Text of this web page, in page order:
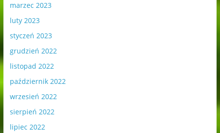
marzec 2023
luty 2023
styczeń 2023
grudzień 2022
listopad 2022
październik 2022
wrzesień 2022
sierpień 2022
lipiec 2022